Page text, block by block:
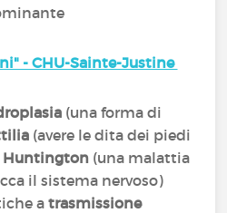
- CHU-Sainte-Justine
(una forma di
(avere le dita dei piedi
Huntington (una malattia
il sistema nervoso)
atrasmissione